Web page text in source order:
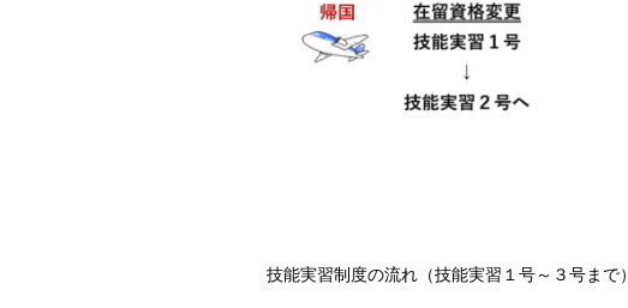
技能実習制度の流れ（技能実習１号～３号まで）